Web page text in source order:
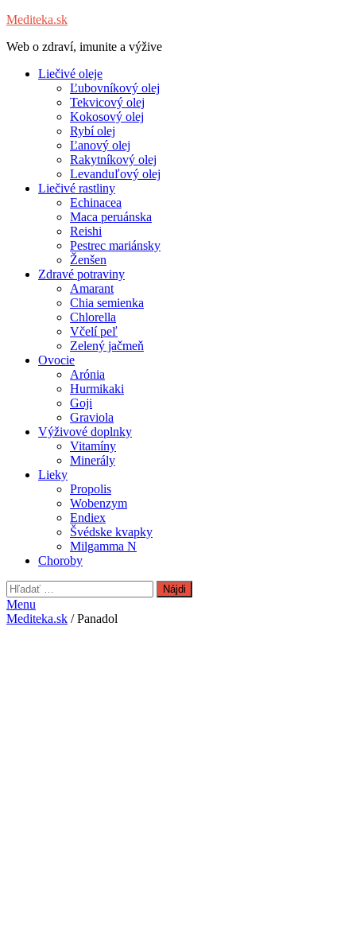
Mediteka.sk
Web o zdraví, imunite a výžive
Liečivé oleje
Ľubovníkový olej
Tekvicový olej
Kokosový olej
Rybí olej
Ľanový olej
Rakytníkový olej
Levanduľový olej
Liečivé rastliny
Echinacea
Maca peruánska
Reishi
Pestrec mariánsky
Ženšen
Zdravé potraviny
Amarant
Chia semienka
Chlorella
Včelí peľ
Zelený jačmeň
Ovocie
Arónia
Hurmikaki
Goji
Graviola
Výživové doplnky
Vitamíny
Minerály
Lieky
Propolis
Wobenzym
Endiex
Švédske kvapky
Milgamma N
Choroby
Hľadať:
Menu
Mediteka.sk / Panadol